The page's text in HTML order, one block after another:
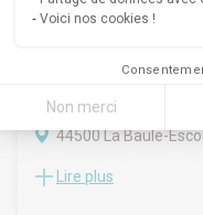
Voici nos cookies !
Non merci
Axeptio consent
Plateforme de Gestion du
Notre plateforme vous
Vente Commerce
44500 La Baule-
Orpi PRO vous propose
Lire plus